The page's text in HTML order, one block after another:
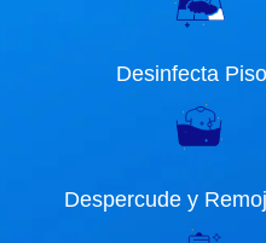
Desinfecta
Despercude y